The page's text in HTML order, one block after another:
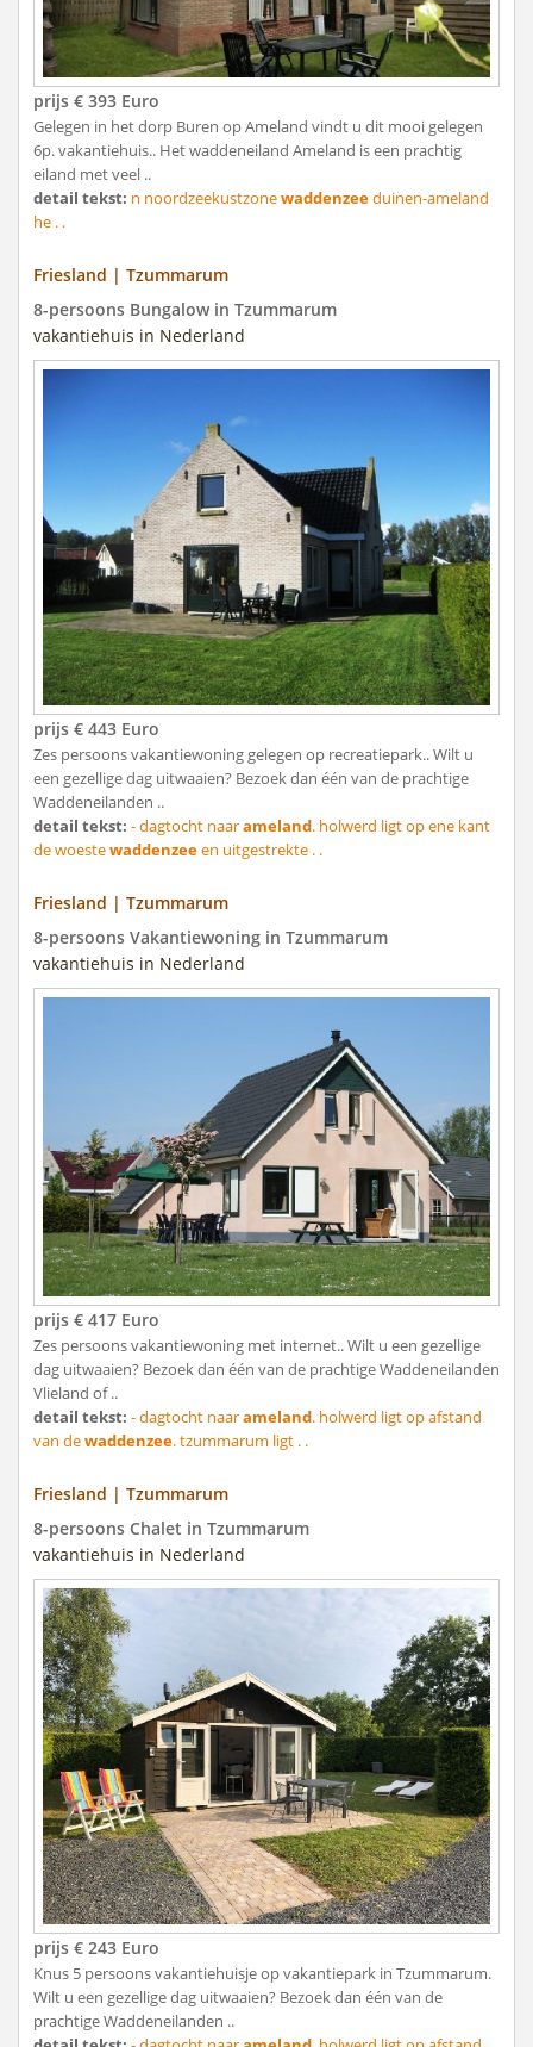
prijs € 393 Euro
Gelegen in het dorp Buren op Ameland vindt u dit mooi gelegen
6p. vakantiehuis.. Het waddeneiland Ameland is een prachtig
eiland met veel ..
detail tekst: n noordzeekustzonewaddenzeeduinen-ameland
he . .
Friesland | Tzummarum
8-persoons Bungalow in Tzummarum
vakantiehuis in Nederland
prijs € 443 Euro
Zes persoons vakantiewoning gelegen op recreatiepark.. Wilt u
een gezellige dag uitwaaien? Bezoek dan één van de prachtige
Waddeneilanden ..
detail tekst: - dagtocht naarameland. holwerd ligt op ene kant
de woestewaddenzeeen uitgestrekte . .
Friesland | Tzummarum
8-persoons Vakantiewoning in Tzummarum
vakantiehuis in Nederland
prijs € 417 Euro
Zes persoons vakantiewoning met internet.. Wilt u een gezellige
dag uitwaaien? Bezoek dan één van de prachtige Waddeneilanden
Vlieland of ..
detail tekst: - dagtocht naarameland. holwerd ligt op afstand
van dewaddenzee. tzummarum ligt . .
Friesland | Tzummarum
8-persoons Chalet in Tzummarum
vakantiehuis in Nederland
prijs € 243 Euro
Knus 5 persoons vakantiehuisje op vakantiepark in Tzummarum.
Wilt u een gezellige dag uitwaaien? Bezoek dan één van de
prachtige Waddeneilanden ..